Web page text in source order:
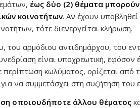
έως δύο (2) θέματα
κοινοτήτων. Αν έχουν
τότε διενεργείται κλήρωση.
του αρμόδιου αντιδημάρχου, του
είναι υποχρεωτική, εφόσον
περίπτωση κωλύματος, ορίζεται από
να συμμετάσχει στη συζήτηση του
οποιουδήποτε άλλου θέματος